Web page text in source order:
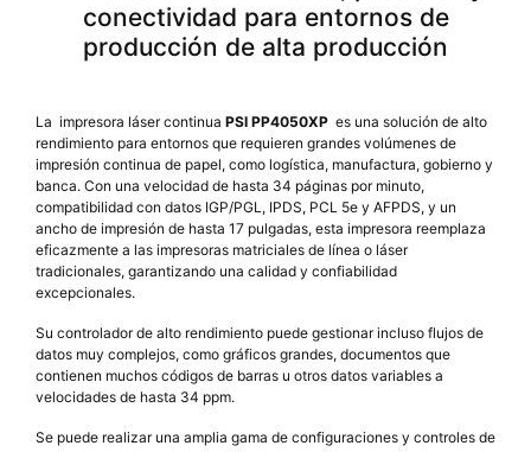
conectividad para entornos de
producción de alta producción
La impresora láser continua PSI PP4050XP es una solución de alto
rendimiento para entornos que requieren grandes volúmenes de
impresión continua de papel, como logística, manufactura, gobierno y
banca. Con una velocidad de hasta 34 páginas por minuto,
compatibilidad con datos IGP/PGL, IPDS, PCL 5e y AFPDS, y un
ancho de impresión de hasta 17 pulgadas, esta impresora reemplaza
eficazmente a las impresoras matriciales de línea o láser
tradicionales, garantizando una calidad y confiabilidad
excepcionales.
Su controlador de alto rendimiento puede gestionar incluso flujos de
datos muy complejos, como gráficos grandes, documentos que
contienen muchos códigos de barras u otros datos variables a
velocidades de hasta 34 ppm.
Se puede realizar una amplia gama de configuraciones y controles de